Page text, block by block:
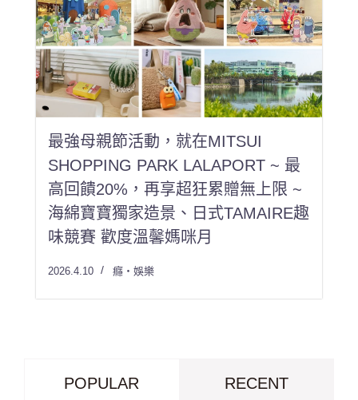
最強母親節活動，就在MITSUI
SHOPPING PARK LALAPORT ~ 最
高回饋20%，再享超狂累贈無上限 ~
海綿寶寶獨家造景、日式TAMAIRE趣
味競賽 歡度溫馨媽咪月
2026.4.10 癮・娛樂
POPULAR RECENT